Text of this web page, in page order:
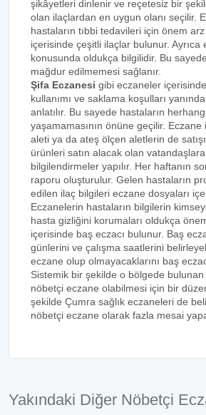
şikâyetleri dinlenir ve reçetesiz bir
olan ilaçlardan en uygun olanı seçilir.
hastaların tıbbi tedavileri için önem
içerisinde çeşitli ilaçlar bulunur. Ayrıca
konusunda oldukça bilgilidir. Bu
mağdur edilmemesi sağlanır.
Şifa Eczanesi gibi eczaneler
kullanımı ve saklama koşulları
anlatılır. Bu sayede hastaların
yaşamamasının önüne geçilir.
aleti ya da ateş ölçen aletlerin de satışı
ürünleri satın alacak olan vatandaşlara
bilgilendirmeler yapılır. Her haftanın
raporu oluşturulur. Gelen hastaların
edilen ilaç bilgileri eczane dosyaları
Eczanelerin hastaların bilgilerin
hasta gizliğini korumaları oldukça
içerisinde baş eczacı bulunur. Baş
günlerini ve çalışma saatlerini
eczane olup olmayacaklarını baş
Sistemik bir şekilde o bölgede
nöbetçi eczane olabilmesi için bir
şekilde Çumra sağlık eczaneleri de
nöbetçi eczane olarak fazla mesai
Yakındaki Diğer Nöbetçi